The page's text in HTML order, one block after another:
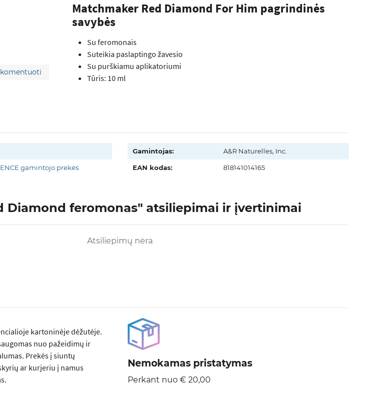
Matchmaker Red Diamond For Him pagrindinės
savybės
Su feromonais
Suteikia paslaptingo žavesio
Su purškiamu aplikatoriumi
Tūris: 10 ml
gamintojo prekės
Gamintojas: A&R Naturelles, Inc.
EAN kodas: 818141014165
Diamond feromonas" atsiliepimai ir įvertinimai
Atsiliepimų nėra
kartoninėje dėžutėje.
nuo pažeidimų ir
Prekės į siuntų
ar kurjeriu į namus
Nemokamas pristatymas
Perkant nuo € 20,00